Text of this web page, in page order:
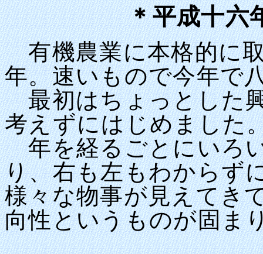
＊平成十六
有機農業に本格的に
年。速いもので今年で
最初はちょっとした
考えずにはじめました
年を経るごとにいろ
り、右も左もわからず
様々な物事が見えてき
向性というものが固ま